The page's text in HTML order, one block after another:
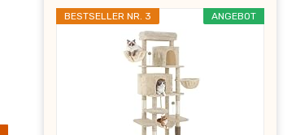
ANGEBOT
BESTSELLER NR. 3